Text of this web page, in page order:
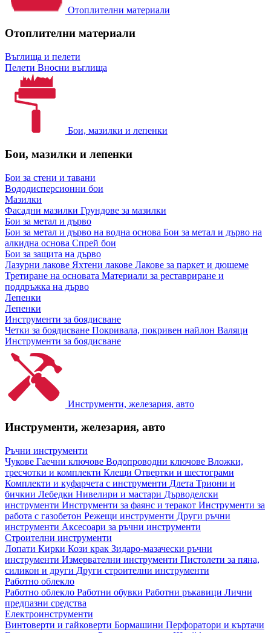
Отоплителни материали
Отоплителни материали
Въглища и пелети
Пелети Вносни въглища
Бои, мазилки и лепенки
Бои, мазилки и лепенки
Бои за стени и тавани
Вододисперсионни бои
Мазилки
Фасадни мазилки Грундове за мазилки
Бои за метал и дърво
Бои за метал и дърво на водна основа Бои за метал и дърво на
алкидна основа Спрей бои
Бои за защита на дърво
Лазурни лакове Яхтени лакове Лакове за паркет и дюшеме
Третиране на основата Материали за реставриране и
поддръжка на дърво
Лепенки
Лепенки
Инструменти за боядисване
Четки за боядисване Покривала, покривен найлон Валяци
Инструменти за боядисване
Инструменти, железария, авто
Инструменти, железария, авто
Ръчни инструменти
Чукове Гаечни ключове Водопроводни ключове Вложки,
тресчотки и комплекти Клещи Отвертки и шестограми
Комплекти и куфарчета с инструменти Длета Триони и
бичкии Лебедки Нивелири и мастари Дърводелски
инструменти Инструменти за фаянс и теракот Инструменти за
работа с газобетон Режещи инструменти Други ръчни
инструменти Аксесоари за ръчни инструменти
Строителни инструменти
Лопати Кирки Кози крак Зидаро-мазачески ръчни
инструменти Измервателни инструменти Пистолети за пяна,
силикон и други Други строителни инструменти
Работно облекло
Работно облекло Работни обувки Работни ръкавици Лични
предпазни средства
Електроинструменти
Винтоверти и гайковерти Бормашини Перфоратори и къртачи